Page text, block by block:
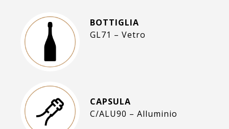
BOTTIGLIA
GL71 – Vetro
CAPSULA
C/ALU90 – Alluminio